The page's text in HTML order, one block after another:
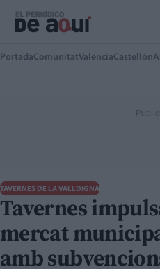
PortadaComunitatValenciaCastellón
TAVERNES DE LA VALLDIGNA
Tavernes
mercat
amb